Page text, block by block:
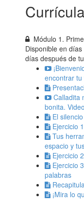
Módulo 1.
Disponible endías
días después de
encontrar
Calladita
bonita.
El
Ejercicio
Tus
espacio y
Ejercicio
Ejercicio
palabras
¡Mira lo